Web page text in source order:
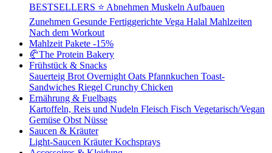
BESTSELLERS ⭐ Abnehmen Muskeln Aufbauen
Zunehmen Gesunde Fertiggerichte Vega Halal Mahlzeiten
Nach dem Workout
Mahlzeit Pakete -15%
🥐The Protein Bakery
Frühstück & Snacks
Sauerteig Brot Overnight Oats Pfannkuchen Toast-
Sandwiches Riegel Crunchy Chicken
Ernährung & Fuelbags
Kartoffeln, Reis und Nudeln Fleisch Fisch Vegetarisch/Vegan
Gemüse Obst Nüsse
Saucen & Kräuter
Light-Saucen KräuterKochsprays